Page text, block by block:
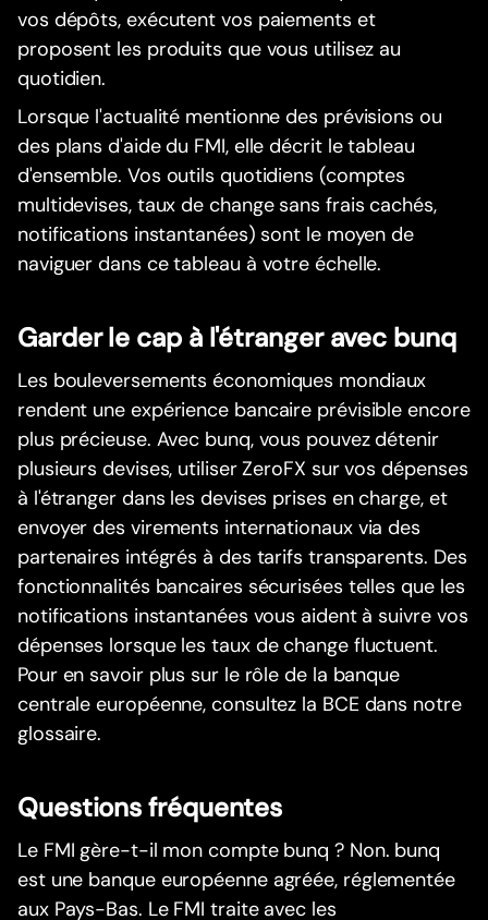
vos dépôts, exécutent vos paiements et
proposent les produits que vous utilisez au
quotidien.
Lorsque l'actualité mentionne des prévisions ou
des plans d'aide du FMI, elle décrit le tableau
d'ensemble. Vos outils quotidiens (comptes
multidevises, taux de change sans frais cachés,
notifications instantanées) sont le moyen de
naviguer dans ce tableau à votre échelle.
Garder le cap à l'étranger avec bunq
Les bouleversements économiques mondiaux
rendent une expérience bancaire prévisible encore
plus précieuse. Avec bunq, vous pouvez détenir
plusieurs devises, utiliser ZeroFX sur vos dépenses
à l'étranger dans les devises prises en charge, et
envoyer des virements internationaux via des
partenaires intégrés à des tarifs transparents. Des
fonctionnalités bancaires sécurisées telles que les
notifications instantanées vous aident à suivre vos
dépenses lorsque les taux de change fluctuent.
Pour en savoir plus sur le rôle de la banque
centrale européenne, consultez la BCE dans notre
glossaire.
Questions fréquentes
Le FMI gère-t-il mon compte bunq ? Non. bunq
est une banque européenne agréée, réglementée
aux Pays-Bas. Le FMI traite avec les